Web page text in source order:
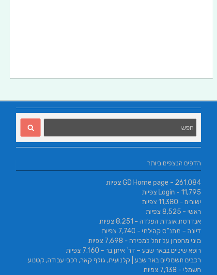
הדפים הנצפים ביותר
GD Home page - 261,084 צפיות
Login - 11,795 צפיות
ישובים - 11,380 צפיות
ראשי - 8,525 צפיות
אנדרטת אוגדת הפלדה - 8,251 צפיות
דיונה – מתנ"ס קהילתי - 7,740 צפיות
מיני מחפרון על זחל למכירה - 7,698 צפיות
רופא שיניים בבאר שבע – דר' איתן בר - 7,160 צפיות
רכבים חשמליים באר שבע | קלנועית, גולף קאר, רכבי עבודה, קטנוע
חשמלי - 7,138 צפיות